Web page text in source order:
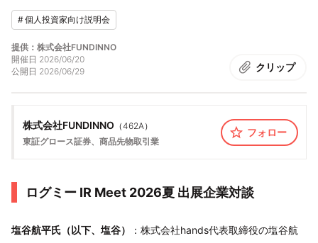
#個人投資家向け説明会
提供：株式会社FUNDINNO
開催日 2026/06/20
公開日 2026/06/29 クリップ
株式会社FUNDINNO （462A）
東証グロース証券、商品先物取引業
フォロー
ログミー IR Meet 2026夏 出展企業対談
塩谷航平氏（以下、塩谷）
：株式会社hands代表取締役の塩谷航